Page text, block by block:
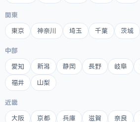
関東
東京 神奈川 埼玉 千葉 茨城
中部
愛知 新潟 静岡 長野 岐阜
福井 山梨
近畿
大阪 京都 兵庫 滋賀 奈良